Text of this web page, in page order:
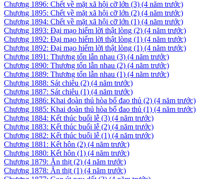
Chương 1896: Chết về mặt xã hội cỡ lớn (3) (4 năm trước)
Chương 1895: Chết về mặt xã hội cỡ lớn (2) (4 năm trước)
Chương 1894: Chết về mặt xã hội cỡ lớn (1) (4 năm trước)
Chương 1893: Đại mạo hiểm lời thật lòng (2) (4 năm trước)
Chương 1892: Đại mạo hiểm lời thật lòng (1) (4 năm trước)
Chương 1892: Đại mạo hiểm lời thật lòng (1) (4 năm trước)
Chương 1891: Thương tổn lẫn nhau (3) (4 năm trước)
Chương 1890: Thương tổn lẫn nhau (2) (4 năm trước)
Chương 1889: Thương tổn lẫn nhau (1) (4 năm trước)
Chương 1888: Sát chiêu (2) (4 năm trước)
Chương 1887: Sát chiêu (1) (4 năm trước)
Chương 1886: Khai đoàn thủ hòa bổ đao thủ (2) (4 năm trước)
Chương 1885: Khai đoàn thủ hòa bổ đao thủ (1) (4 năm trước)
Chương 1884: Kết thúc buổi lễ (3) (4 năm trước)
Chương 1883: Kết thúc buổi lễ (2) (4 năm trước)
Chương 1882: Kết thúc buổi lễ (1) (4 năm trước)
Chương 1881: Kết hôn (2) (4 năm trước)
Chương 1880: Kết hôn (1) (4 năm trước)
Chương 1879: Ăn thịt (2) (4 năm trước)
Chương 1878: Ăn thịt (1) (4 năm trước)